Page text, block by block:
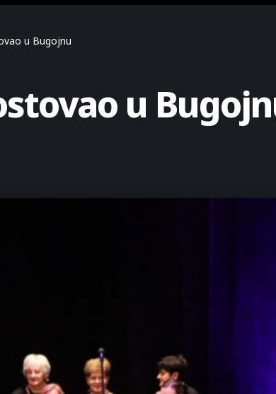
u Bugojnu
u